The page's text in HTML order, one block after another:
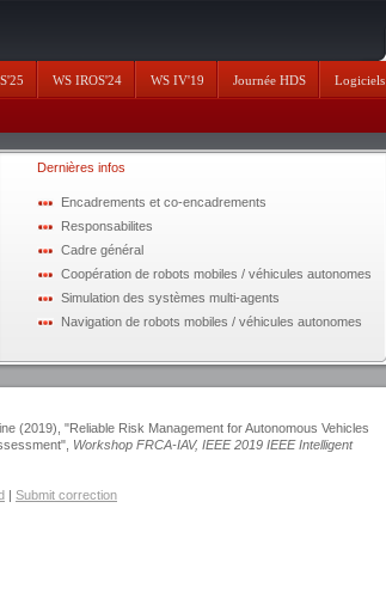
WS IROS'24 WS IV'19 Journée HDS Logiciels
Dernières infos
Encadrements et co-encadrements
Responsabilites
Cadre général
Coopération de robots mobiles / véhicules autonomes
Simulation des systèmes multi-agents
Navigation de robots mobiles / véhicules autonomes
(2019), "Reliable Risk Management for Autonomous Vehicles
Workshop FRCA-IAV, IEEE 2019 IEEE Intelligent
| Submit correction